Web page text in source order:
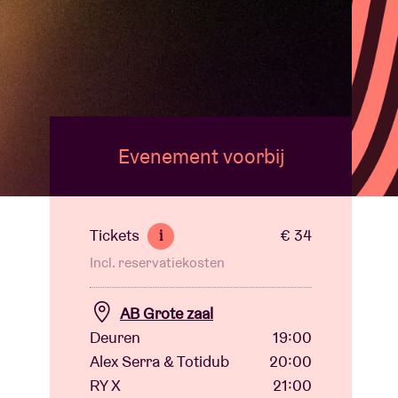
Evenement voorbij
Tickets i € 34
Incl. reservatiekosten
AB Grote zaal
Deuren
19:00
Alex Serra & Totidub
20:00
RY X
21:00